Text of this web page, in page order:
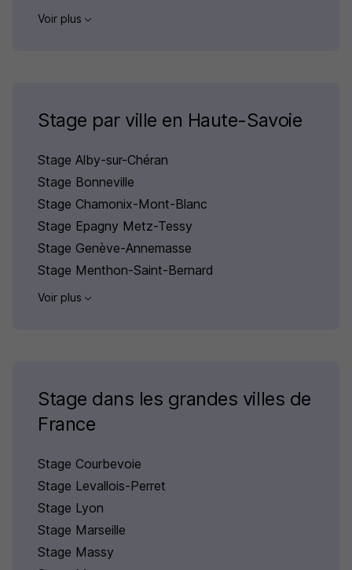
Voir plus
Stage par ville en Haute-Savoie
Stage Alby-sur-Chéran
Stage Bonneville
Stage Chamonix-Mont-Blanc
Stage Epagny Metz-Tessy
Stage Genève-Annemasse
Stage Menthon-Saint-Bernard
Voir plus
Stage dans les grandes villes de
France
Stage Courbevoie
Stage Levallois-Perret
Stage Lyon
Stage Marseille
Stage Massy